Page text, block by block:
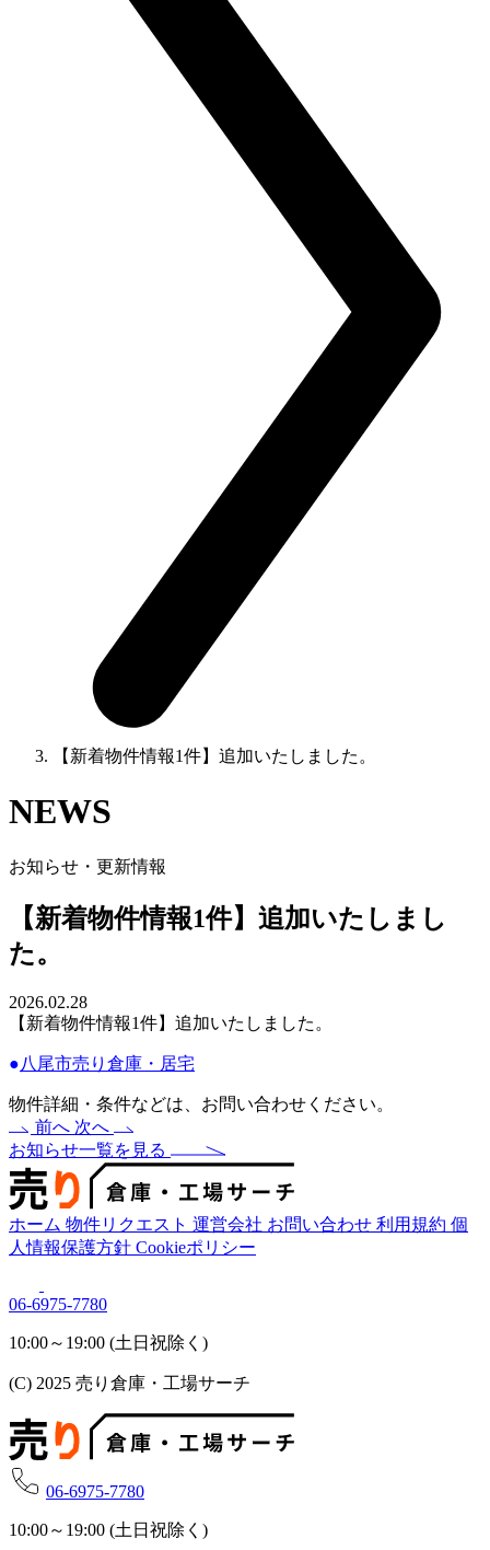
【新着物件情報1件】追加いたしました。
NEWS
お知らせ・更新情報
【新着物件情報1件】追加いたしまし
た。
2026.02.28
【新着物件情報1件】追加いたしました。
●八尾市売り倉庫・居宅
物件詳細・条件などは、お問い合わせください。
前へ 次へ
お知らせ一覧を見る
ホーム 物件リクエスト 運営会社 お問い合わせ 利用規約 個
人情報保護方針 Cookieポリシー
06-6975-7780
10:00～19:00 (土日祝除く)
(C) 2025 売り倉庫・工場サーチ
06-6975-7780
10:00～19:00 (土日祝除く)